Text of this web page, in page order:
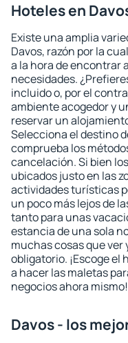
Hoteles en
Existe una amplia
Davos, razón por la
a la hora de encontrar
necesidades.
incluido o, por el
ambiente acogedor y
reservar un
Selecciona el destino
comprueba los
cancelación. Si bien
ubicados justo en las
actividades turísticas
un poco más lejos de
tanto para unas
estancia de una sola
muchas cosas que
obligatorio. ¡Escoge el
a hacer las maletas
negocios ahora mismo!
Davos - los